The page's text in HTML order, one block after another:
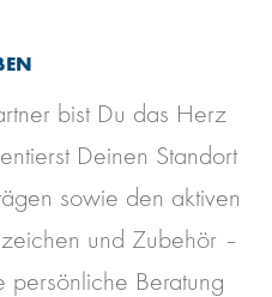
bist Du das Herz
Deinen Standort
sowie den aktiven
und Zubehör –
Beratung